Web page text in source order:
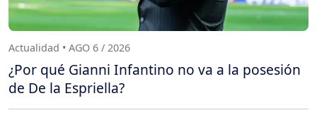
Actualidad • AGO 6 / 2026
¿Por qué Gianni Infantino no va a la posesión
de De la Espriella?